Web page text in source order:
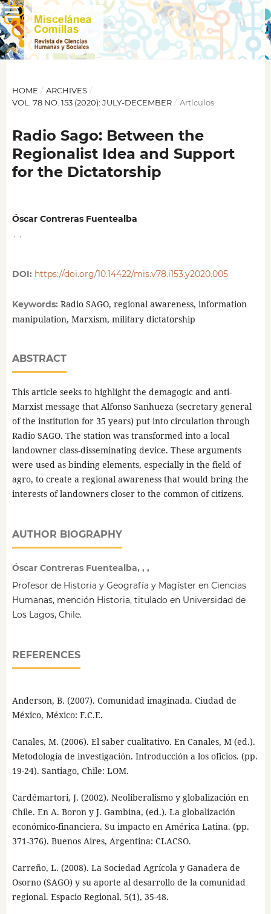
HOME / ARCHIVES /
VOL. 78 NO. 153 (2020): JULY-DECEMBER / Artículos
Radio Sago: Between the
Regionalist Idea and Support
for the Dictatorship
Óscar Contreras Fuentealba
DOI: https://doi.org/10.14422/mis.v78.i153.y2020.005
Keywords: Radio SAGO, regional awareness, information
manipulation, Marxism, military dictatorship
ABSTRACT
This article seeks to highlight the demagogic and anti-
Marxist message that Alfonso Sanhueza (secretary general
of the institution for 35 years) put into circulation through
Radio SAGO. The station was transformed into a local
landowner class-disseminating device. These arguments
were used as binding elements, especially in the field of
agro, to create a regional awareness that would bring the
interests of landowners closer to the common of citizens.
AUTHOR BIOGRAPHY
Óscar Contreras Fuentealba, , ,
Profesor de Historia y Geografía y Magíster en Ciencias
Humanas, mención Historia, titulado en Universidad de
Los Lagos, Chile.
REFERENCES
Anderson, B. (2007). Comunidad imaginada. Ciudad de
México, México: F.C.E.
Canales, M. (2006). El saber cualitativo. En Canales, M (ed.).
Metodología de investigación. Introducción a los oficios. (pp.
19-24). Santiago, Chile: LOM.
Cardémartori, J. (2002). Neoliberalismo y globalización en
Chile. En A. Boron y J. Gambina, (ed.). La globalización
económico-financiera. Su impacto en América Latina. (pp.
371-376). Buenos Aires, Argentina: CLACSO.
Carreño, L. (2008). La Sociedad Agrícola y Ganadera de
Osorno (SAGO) y su aporte al desarrollo de la comunidad
regional. Espacio Regional, 5(1), 35-48.